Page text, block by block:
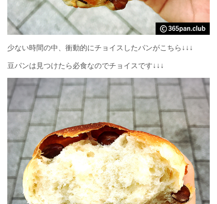
少ない時間の中、衝動的にチョイスしたパンがこちら↓↓↓
豆パンは見つけたら必食なのでチョイスです↓↓↓